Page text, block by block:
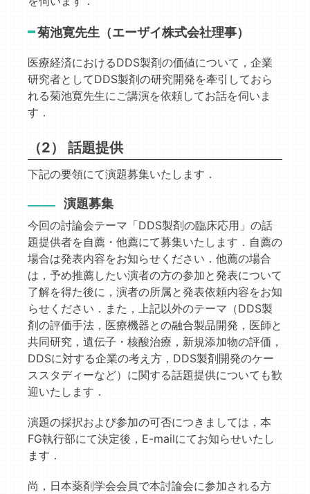
菊池寛先生（エーザイ株式会社理事）
医療経済におけるDDS製剤の価値について，企業
研究者としてDDS製剤の研究開発を牽引しておら
れる菊池寛先生にご講演を依頼してお話を伺いま
す．
（2） 話題提供
下記の要領にて演題募集いたします．
演題募集
今回の討論会テーマ「DDS製剤の臨床応用」の話
題提供者を自薦・他薦にて募集いたします．自薦の
場合は発表内容をお知らせください．他薦の場合
は，予め推薦したい演者の方の参加と発表について
了解を得た後に，演者の所属と発表依頼内容をお知
らせください．また，上記以外のテーマ（DDS製
剤の評価手法，医療機器との融合製品開発，医師と
共同研究，遺伝子・核酸治療，新規添加物の評価，
DDSに対する企業の考え方，DDS製剤開発のケー
ススタディーなど）に関する話題提供についても歓
迎いたします．
演題の採択および参加の可否につきましては，本
FG執行部にて決定後，E-mailにてお知らせいたし
ます．
尚，日本薬剤学会会員で本討論会に参加される方